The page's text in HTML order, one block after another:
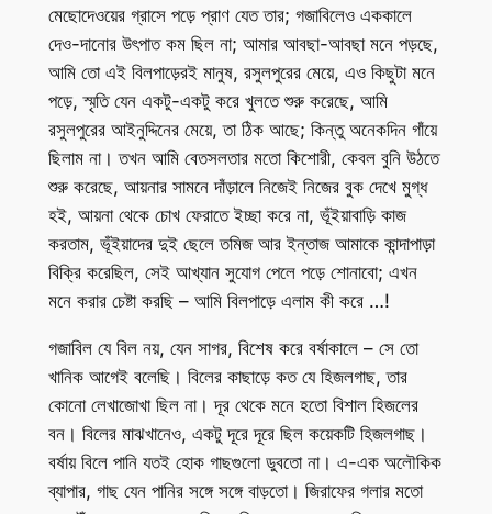
মেছোদেওয়ের গ্রাসে পড়ে প্রাণ যেত তার; গজাবিলেও এককালে
দেও-দানোর উৎপাত কম ছিল না; আমার আবছা-আবছা মনে পড়ছে,
আমি তো এই বিলপাড়েরই মানুষ, রসুলপুরের মেয়ে, এও কিছুটা মনে
পড়ে, স্মৃতি যেন একটু-একটু করে খুলতে শুরু করেছে, আমি
রসুলপুরের আইনুদ্দিনের মেয়ে, তা ঠিক আছে; কিন্তু অনেকদিন গাঁয়ে
ছিলাম না। তখন আমি বেতসলতার মতো কিশোরী, কেবল বুনি উঠতে
শুরু করেছে, আয়নার সামনে দাঁড়ালে নিজেই নিজের বুক দেখে মুগ্ধ
হই, আয়না থেকে চোখ ফেরাতে ইচ্ছা করে না, ভূঁইয়াবাড়ি কাজ
করতাম, ভূঁইয়াদের দুই ছেলে তমিজ আর ইন্তাজ আমাকে কান্দাপাড়া
বিক্রি করেছিল, সেই আখ্যান সুযোগ পেলে পড়ে শোনাবো; এখন
মনে করার চেষ্টা করছি – আমি বিলপাড়ে এলাম কী করে …!
গজাবিল যে বিল নয়, যেন সাগর, বিশেষ করে বর্ষাকালে – সে তো
খানিক আগেই বলেছি। বিলের কাছাড়ে কত যে হিজলগাছ, তার
কোনো লেখাজোখা ছিল না। দূর থেকে মনে হতো বিশাল হিজলের
বন। বিলের মাঝখানেও, একটু দূরে দূরে ছিল কয়েকটি হিজলগাছ।
বর্ষায় বিলে পানি যতই হোক গাছগুলো ডুবতো না। এ-এক অলৌকিক
ব্যাপার, গাছ যেন পানির সঙ্গে সঙ্গে বাড়তো। জিরাফের গলার মতো